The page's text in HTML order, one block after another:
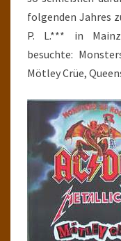
folgenden Jahres
P. L.*** in
besuchte:
Mötley Crüe,